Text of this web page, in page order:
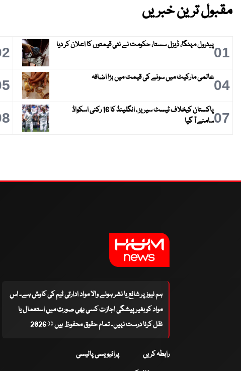
مقبول ترین خبریں
01پیٹرول مہنگا، ڈیزل سستا، حکومت نے نئی قیمتوں کا اعلان کر دیا
04عالمی مارکیٹ میں سونے کی قیمت میں بڑا اضافہ
07
پاکستان کیخلاف ٹیسٹ سیریز ، انگلینڈ کا 16 رکنی اسکواڈ
سامنے آ گیا
ہم نیوز پر شائع یا نشر ہونے والا مواد ادارتی ٹیم کی کاوش ہے۔ اس
مواد کو بغیر پیشگی اجازت کسی بھی صورت میں استعمال یا
نقل کرنا درست نہیں۔ تمام حقوق محفوظ ہیں © 2026
رابطہ کریں پرائیویسی پالیسی